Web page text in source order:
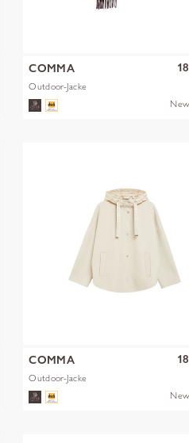
COMMA
Outdoor-Jacke
COMMA
Outdoor-Jacke